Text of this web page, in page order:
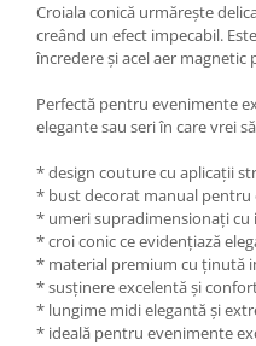
Croiala conică urmărește
creând un efect impecabil.
încredere și acel aer
Perfectă pentru evenimente
elegante sau seri în care vrei
* design couture cu aplicații
* bust decorat manual pentru
* umeri supradimensionați cu
* croi conic ce evidențiază
* material premium cu ținută
* susținere excelentă și
* lungime midi elegantă și
* ideală pentru evenimente